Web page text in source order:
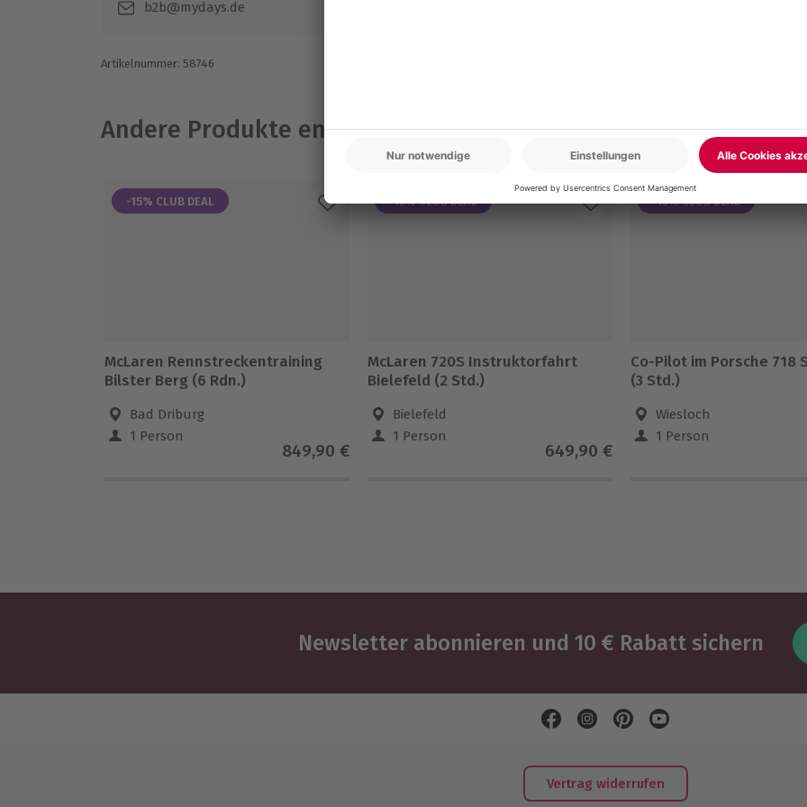
Mitzubringen: Führerschein, Personalausweis
Teilnehmer
b2b@mydays.de
Artikelnummer: 58746
Andere Produkte entdecken
-15% CLUB DEAL
McLaren Rennstreckentraining
Bilster Berg (6 Rdn.)
Bad Driburg
1 Person
849,90 €
-15% CLUB DEAL
McLaren 720S Instruktorfahrt
Bielefeld (2 Std.)
Bielefeld
1 Person
649,90 €
-15% CLUB DEAL
Co-Pilot im Porsche 718
(3 Std.)
Wiesloch
1 Person
Newsletter abonnieren und 10 € Rabatt sichern
Vertrag widerrufen